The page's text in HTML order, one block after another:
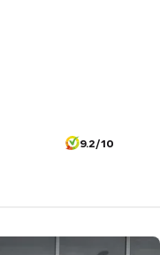
9.2/10